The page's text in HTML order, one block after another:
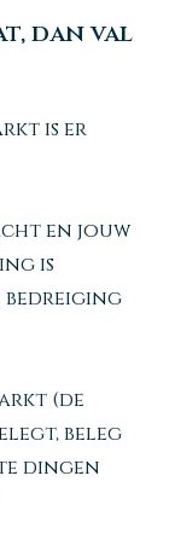
dan val
is er
en jouw
is
(de
beleg
dingen